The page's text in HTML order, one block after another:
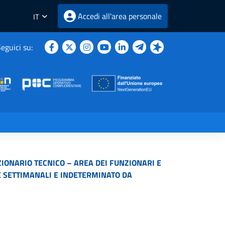
IT Accedi all'area personale
su:
TECNICO – AREA DEI FUNZIONARI E
E INDETERMINATO DA